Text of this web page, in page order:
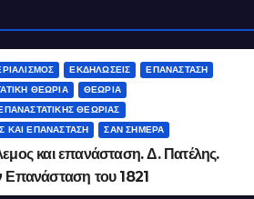
ΕΚΔΗΛΏΣΕΙΣ
ΕΠΑΝΆΣΤΑΣΗ
ΘΕΩΡΊΑ
ΘΕΩΡΊΑ
ΘΕΩΡΊΑΣ
ΚΑΙ ΕΠΑΝΆΣΤΑΣΗ
ΣΑΝ ΣΉΜΕΡΑ
και επανάσταση. Δ. Πατέλης.
Επανάσταση του 1821